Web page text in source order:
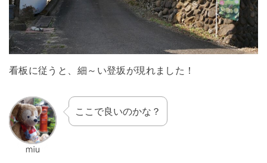
看板に従うと、細～い登坂が現れました！
ここで良いのかな？